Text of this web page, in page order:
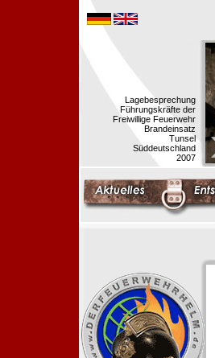
Lagebesprechung
Führungskräfte der
Freiwillige Feuerwehr
Brandeinsatz
Tunsel
Süddeutschland
2007